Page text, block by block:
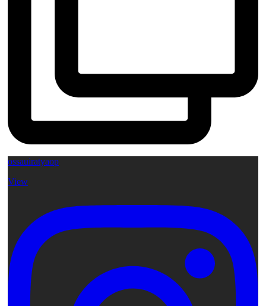
ossauiratyaop
View